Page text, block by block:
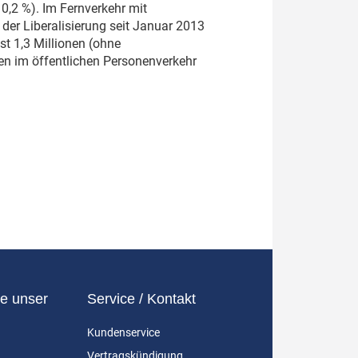
%). Im Fernverkehr mit
Liberalisierung seit Januar 2013
1,3 Millionen (ohne
im öffentlichen Personenverkehr
unser Service / Kontakt
Kundenservice
Vertragskündigung